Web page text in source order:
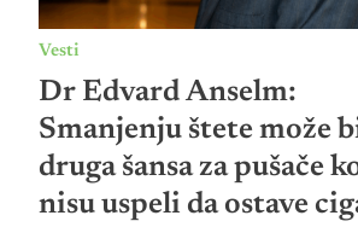
Vesti
Dr Edvard Anselm:
Smanjenju štete može
druga šansa za pušače
nisu uspeli da ostave